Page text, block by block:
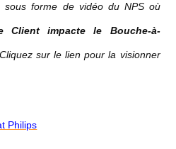
sous forme de vidéo du NPS où
Client impacte le Bouche-à-
sur le lien pour la visionner
Philips